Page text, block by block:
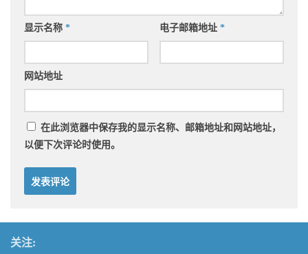
显示名称 * 电子邮箱地址 *
网站地址
在此浏览器中保存我的显示名称、邮箱地址和网站地址，
以便下次评论时使用。
关注: